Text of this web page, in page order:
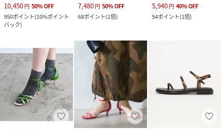
10,450円 50%OFF
950ポイント(10%ポイント
バック)
7,480円 50%OFF
68ポイント(1倍)
5,940円 40%OFF
54ポイント(1倍)